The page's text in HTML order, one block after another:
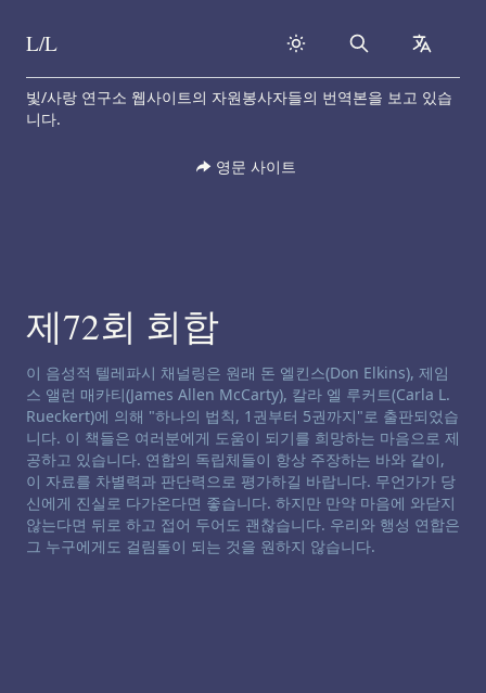
Skip to content
L/L Search
빛/사랑 연구소 웹사이트의 자원봉사자들의 번역본을 보고 있습
니다.
영문 사이트
제72회 회합
채널링 면책 성명서:
이 음성적 텔레파시 채널링은 원래 돈 엘킨스(Don Elkins), 제임
스 앨런 매카티(James Allen McCarty), 칼라 엘 루커트(Carla L.
Rueckert)에 의해 "하나의 법칙, 1권부터 5권까지"로 출판되었습
니다. 이 책들은 여러분에게 도움이 되기를 희망하는 마음으로 제
공하고 있습니다. 연합의 독립체들이 항상 주장하는 바와 같이,
이 자료를 차별력과 판단력으로 평가하길 바랍니다. 무언가가 당
신에게 진실로 다가온다면 좋습니다. 하지만 만약 마음에 와닫지
않는다면 뒤로 하고 접어 두어도 괜찮습니다. 우리와 행성 연합은
그 누구에게도 걸림돌이 되는 것을 원하지 않습니다.